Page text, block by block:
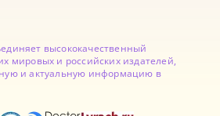
высококачественный
мировых и российских издателей,
и актуальную информацию в